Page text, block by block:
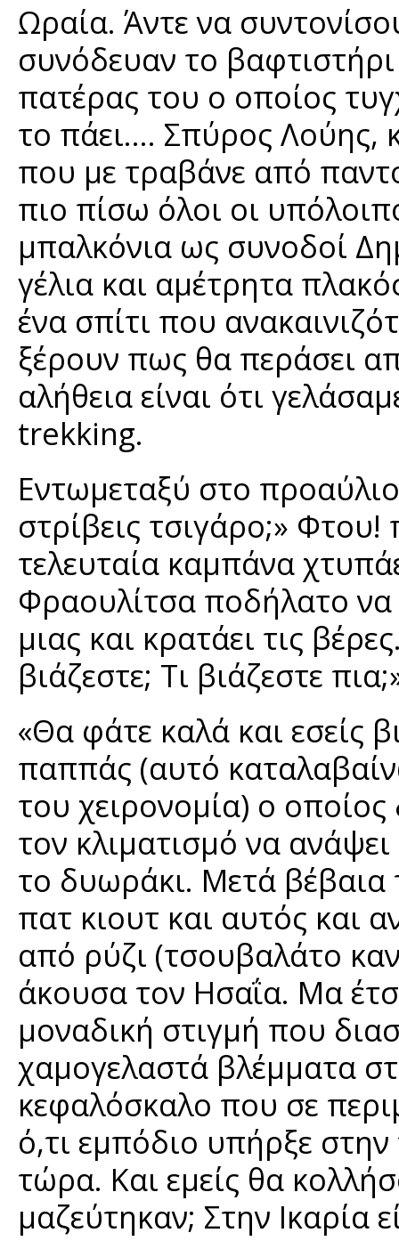
Ωραία. Άντε να
συνόδευαν το
πατέρας του ο οποίος
το πάει…. Σπύρος Λούης,
που με τραβάνε από
πιο πίσω όλοι οι
μπαλκόνια ως συνοδοί
γέλια και αμέτρητα
ένα σπίτι που
ξέρουν πως θα περάσει
αλήθεια είναι ότι
trekking.
Εντωμεταξύ στο
στρίβεις τσιγάρο;» Φτου!
τελευταία καμπάνα
Φραουλίτσα ποδήλατο να
μιας και κρατάει τις
βιάζεστε; Τι βιάζεστε
«Θα φάτε καλά και εσείς
παππάς (αυτό
του χειρονομία) ο
τον κλιματισμό να
το δυωράκι. Μετά
πατ κιουτ και αυτός και
από ρύζι (τσουβαλάτο
άκουσα τον Ησαΐα. Μα
μοναδική στιγμή που
χαμογελαστά βλέμματα
κεφαλόσκαλο που σε
ό,τι εμπόδιο υπήρξε
τώρα. Και εμείς θα
μαζεύτηκαν; Στην Ικαρία